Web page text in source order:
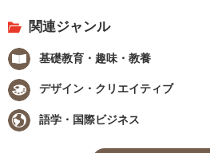
関連ジャンル
基礎教育・趣味・教養
デザイン・クリエイティブ
語学・国際ビジネス